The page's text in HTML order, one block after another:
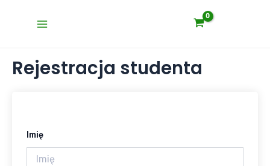
Menu
Rejestracja studenta
Imię